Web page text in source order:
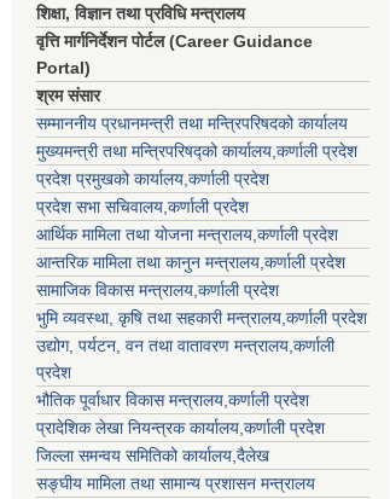
शिक्षा, विज्ञान तथा प्रविधि मन्त्रालय
वृत्ति मार्गनिर्देशन पोर्टल (Career Guidance
Portal)
श्रम संसार
सम्माननीय प्रधानमन्त्री तथा मन्त्रिपरिषद‌को कार्यालय
मुख्यमन्त्री तथा मन्त्रिपरिषद्को कार्यालय,कर्णाली प्रदेश
प्रदेश प्रमुखको कार्यालय,कर्णाली प्रदेश
प्रदेश सभा सचिवालय,कर्णाली प्रदेश
आर्थिक मामिला तथा योजना मन्त्रालय,कर्णाली प्रदेश
आन्तरिक मामिला तथा कानुन मन्त्रालय,कर्णाली प्रदेश
सामाजिक विकास मन्त्रालय,कर्णाली प्रदेश
भुमि व्यवस्था, कृषि तथा सहकारी मन्त्रालय,कर्णाली प्रदेश
उद्योग, पर्यटन, वन तथा वातावरण मन्त्रालय,कर्णाली
प्रदेश
भौतिक पूर्वाधार विकास मन्त्रालय,कर्णाली प्रदेश
प्रादेशिक लेखा नियन्त्रक कार्यालय,कर्णाली प्रदेश
जिल्ला समन्वय समितिको कार्यालय,दैलेख
सङ्घीय मामिला तथा सामान्य प्रशासन मन्त्रालय